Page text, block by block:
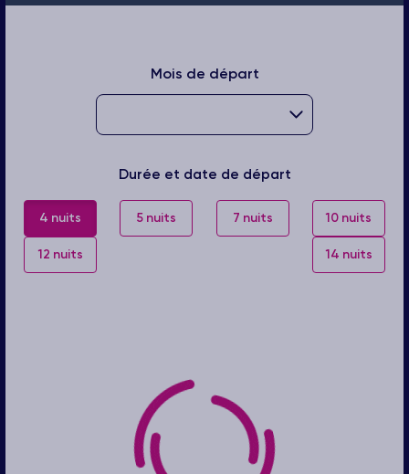
Mois de départ
Durée et date de départ
4 nuits 5 nuits 7 nuits 10 nuits
12 nuits 14 nuits